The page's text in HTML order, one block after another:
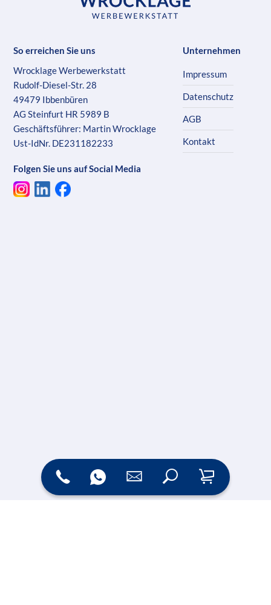
So erreichen Sie uns
Wrocklage Werbewerkstatt
Rudolf-Diesel-Str. 28
49479 Ibbenbüren
AG Steinfurt HR 5989 B
Geschäftsführer: Martin Wrocklage
Ust-IdNr. DE231182233
Folgen Sie uns auf Social Media
Unternehmen
Impressum
Datenschutz
AGB
Kontakt